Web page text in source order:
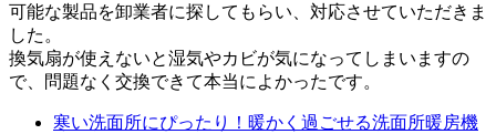
可能な製品を卸業者に探してもらい、対応させていただきま
した。
換気扇が使えないと湿気やカビが気になってしまいますの
で、問題なく交換できて本当によかったです。
寒い洗面所にぴったり！暖かく過ごせる洗面所暖房機